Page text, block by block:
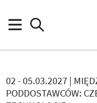
02 - 05.03.2027 |
PODDOSTAWCÓW: